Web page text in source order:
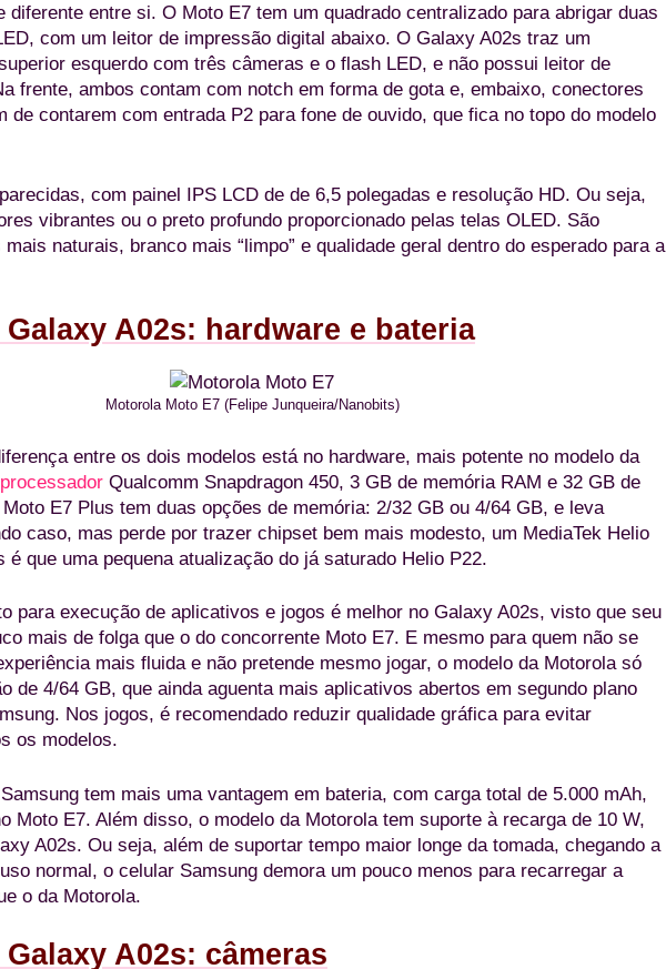
diferente entre si. O Moto E7 tem um quadrado centralizado para abrigar duas
com um leitor de impressão digital abaixo. O Galaxy A02s traz um
esquerdo com três câmeras e o flash LED, e não possui leitor de
frente, ambos contam com notch em forma de gota e, embaixo, conectores
de contarem com entrada P2 para fone de ouvido, que fica no topo do modelo
com painel IPS LCD de de 6,5 polegadas e resolução HD. Ou seja,
vibrantes ou o preto profundo proporcionado pelas telas OLED. São
naturais, branco mais “limpo” e qualidade geral dentro do esperado para a
A02s: hardware e bateria
Motorola Moto E7 (Felipe Junqueira/Nanobits)
entre os dois modelos está no hardware, mais potente no modelo da
processador Qualcomm Snapdragon 450, 3 GB de memória RAM e 32 GB de
E7 Plus tem duas opções de memória: 2/32 GB ou 4/64 GB, e leva
caso, mas perde por trazer chipset bem mais modesto, um MediaTek Helio
é que uma pequena atualização do já saturado Helio P22.
para execução de aplicativos e jogos é melhor no Galaxy A02s, visto que seu
mais de folga que o do concorrente Moto E7. E mesmo para quem não se
mais fluida e não pretende mesmo jogar, o modelo da Motorola só
de 4/64 GB, que ainda aguenta mais aplicativos abertos em segundo plano
Nos jogos, é recomendado reduzir qualidade gráfica para evitar
os modelos.
tem mais uma vantagem em bateria, com carga total de 5.000 mAh,
Moto E7. Além disso, o modelo da Motorola tem suporte à recarga de 10 W,
A02s. Ou seja, além de suportar tempo maior longe da tomada, chegando a
normal, o celular Samsung demora um pouco menos para recarregar a
o da Motorola.
A02s: câmeras